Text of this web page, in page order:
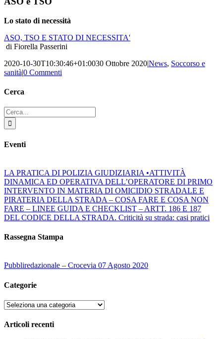
Lo stato di necessità
ASO, TSO E STATO DI NECESSITA'
di Fiorella Passerini
2020-10-30T10:30:46+01:0030 Ottobre 2020|News, Soccorso e
sanità|0 Commenti
Cerca
Cerca
per:
Eventi
LA PRATICA DI POLIZIA GIUDIZIARIA •ATTIVITÀ
DINAMICA ED OPERATIVA DELL’OPERATORE DI PRIMO
INTERVENTO IN MATERIA DI OMICIDIO STRADALE E
PIRATERIA DELLA STRADA – COSA FARE E COSA NON
FARE – LINEE GUIDA E CHECKLIST – ARTT. 186 E 187
DEL CODICE DELLA STRADA. Criticità su strada: casi pratici
Rassegna Stampa
Pubbliredazionale – Crocevia 07 Agosto 2020
Categorie
Categorie
Articoli recenti